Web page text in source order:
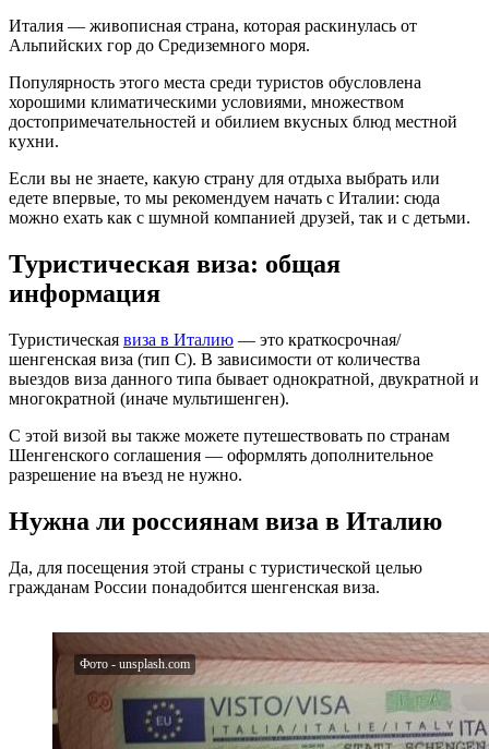
Италия — живописная страна, которая раскинулась от
Альпийских гор до Средиземного моря.
Популярность этого места среди туристов обусловлена
хорошими климатическими условиями, множеством
достопримечательностей и обилием вкусных блюд местной
кухни.
Если вы не знаете, какую страну для отдыха выбрать или
едете впервые, то мы рекомендуем начать с Италии: сюда
можно ехать как с шумной компанией друзей, так и с детьми.
Туристическая виза: общая
информация
Туристическая виза в Италию — это краткосрочная/
шенгенская виза (тип C). В зависимости от количества
выездов виза данного типа бывает однократной, двукратной и
многократной (иначе мультишенген).
С этой визой вы также можете путешествовать по странам
Шенгенского соглашения — оформлять дополнительное
разрешение на въезд не нужно.
Нужна ли россиянам виза в Италию
Да, для посещения этой страны с туристической целью
гражданам России понадобится шенгенская виза.